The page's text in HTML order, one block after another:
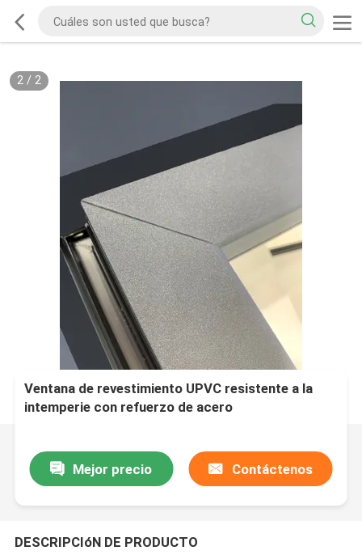
2/ 2
Ventana de revestimiento UPVC resistente a la
intemperie con refuerzo de acero
Mejor precio Contáctenos
DESCRIPCIóN DE PRODUCTO